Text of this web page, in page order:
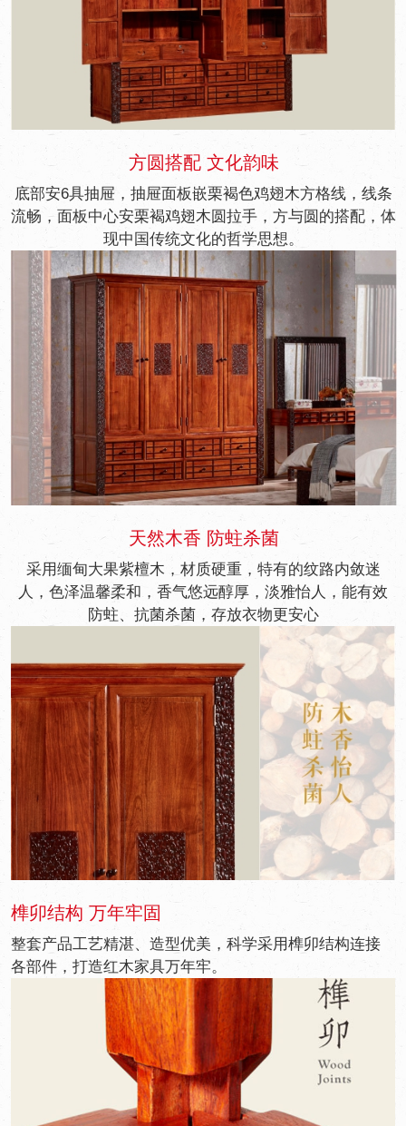
方圆搭配 文化韵味
底部安6具抽屉，抽屉面板嵌栗褐色鸡翅木方格线，线条
流畅，面板中心安栗褐鸡翅木圆拉手，方与圆的搭配，体
现中国传统文化的哲学思想。
天然木香 防蛀杀菌
采用缅甸大果紫檀木，材质硬重，特有的纹路内敛迷
人，色泽温馨柔和，香气悠远醇厚，淡雅怡人，能有效
防蛀、抗菌杀菌，存放衣物更安心
榫卯结构 万年牢固
整套产品工艺精湛、造型优美，科学采用榫卯结构连接
各部件，打造红木家具万年牢。